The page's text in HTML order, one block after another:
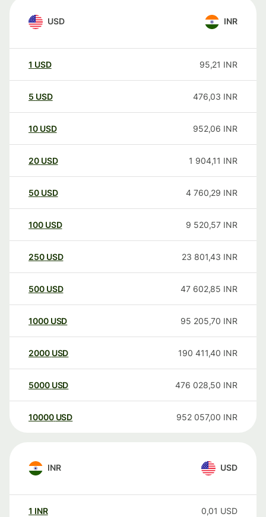
USD INR
1 USD 95,21 INR
5 USD 476,03 INR
10 USD 952,06 INR
20 USD 1 904,11 INR
50 USD 4 760,29 INR
100 USD 9 520,57 INR
250 USD 23 801,43 INR
500 USD 47 602,85 INR
1000 USD 95 205,70 INR
2000 USD 190 411,40 INR
5000 USD 476 028,50 INR
10000 USD 952 057,00 INR
INR USD
1 INR 0,01 USD